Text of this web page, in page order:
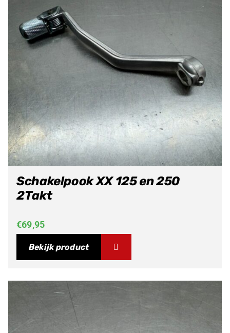
Schakelpook XX 125 en 250
2Takt
€69,95
Bekijk product